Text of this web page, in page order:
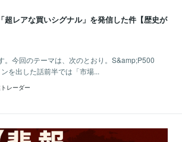
超レアな買いシグナル」を発信した件【歴史が
。今回のテーマは、次のとおり。S&amp;P500
を出した話前半では「市場...
レーダー